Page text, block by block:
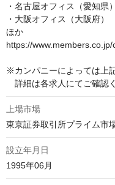
・名古屋オフィス（愛知県）
・大阪オフィス（大阪府）
ほか
https://
※カンパニーによっては上
詳細は各求人にてご確認
上場市場
東京証券取引所プライム市
設立年月日
1995年06月